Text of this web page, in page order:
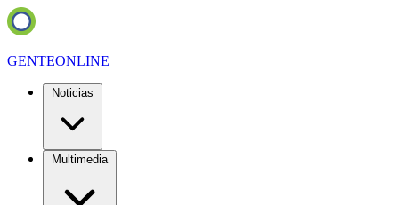
GENTEONLINE
Noticias
Multimedia